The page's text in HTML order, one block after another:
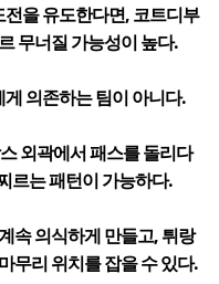
을 유도한다면, 코트디부
무너질 가능성이 높다.
의존하는 팀이 아니다.
외곽에서 패스를 돌리다
르는 패턴이 가능하다.
속 의식하게 만들고, 튀랑
무리 위치를 잡을 수 있다.